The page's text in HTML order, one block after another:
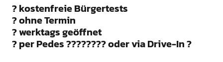
? kostenfreie Bürgertests
? ohne Termin
? werktags geöffnet
? per Pedes ???????? oder via Drive-In ?